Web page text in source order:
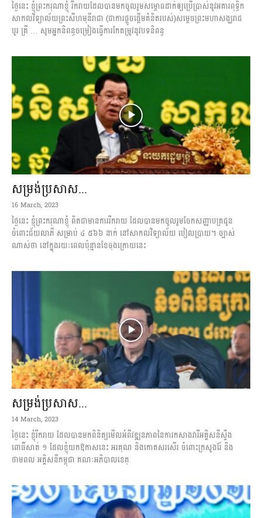
ថ្ងៃនេះ ខ្ញុំព្រះករុណាខ្ញុំ រីករាយដែលបានមកចូលរូមសម្ពោធដាក់ឲ្យប្រើប្រាស់នូវអគារពុទ្ធិក
សាកលវិទ្យាល័យព្រះសីហមុនីរាជា (ជាការផ្តួចផ្តើមគំនិតរបស់)សម្តេចព្រះមហាសង្ឃរាជ
បួរ គ្រី … សូមអ្នកនិពន្ធចម្រៀងធ្វើការកែតម្រូវនូវបទនិពន្ធ
សម្រង់ប្រសាស...
16 March, 2023
ថ្ងៃនេះ ខ្ញុំព្រះករុណាខ្ញុំ ពិតជាមានការរីករាយ ដែលបានមកចូលរួមចែកសញ្ញាបត្រជូន
ចំពោះជ័យលាភី សម្រាប់ ៤ ៥៦៦ នាក់ នៅសាកលវិទ្យាល័យ បៀលប្រាយ។ ច្បាស់
ណាស់ថា នៅក្នុងរយៈពេលប៉ុន្មានខែចុងក្រោយនេះ
សម្រង់ប្រសាស...
14 March, 2023
ថ្ងៃនេះ ខ្ញុំរីករាយ ដែលបានមកពិនិត្យមើលអំពីវឌ្ឍនភាពនៃការកសាងវារីអគ្គិសនីស្ទឹង
ពោធិ៍សាត់ ១ ដែលខ្ញុំយកឱកាសនេះ អរគុណ និងកោតសរសើរ ចំពោះក្រសួងរ៉ែ និង
ថាមពល អគ្គិសនីកម្ពុជា គណៈអភិបាលខេត្